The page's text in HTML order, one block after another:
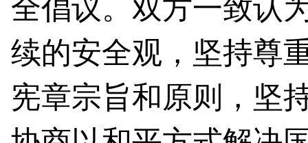
全倡议。双方一致认
续的安全观，坚持尊
宪章宗旨和原则，坚